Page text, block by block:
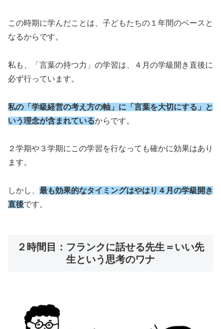
この時期に学んだことは、子どもたちの１年間のベースと
なるからです。
私も、「言葉の持つ力」の学習は、４月の学級開き直後に
必ず行っています。
私の「学級経営の考え方の軸」に「言葉を大切にする」と
いう理念が含まれているからです。
２学期や３学期にこの学習を行なっても確かに効果はあり
ます。
しかし、 最も効果的なタイミングはやはり４月の学級開き
直後です。
２時間目：フランクに話せる先生＝いい先
生という思考のワナ